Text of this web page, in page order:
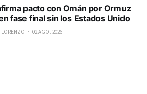
pacto con Omán por Ormuz
fase final sin los Estados Unido
LORENZO 02 AGO. 2026